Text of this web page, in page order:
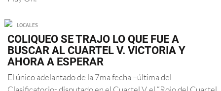
LOCALES
COLIQUEO SE TRAJO LO QUE FUE A
BUSCAR AL CUARTEL V. VICTORIA Y
AHORA A ESPERAR
El único adelantado de la 7ma fecha –última del